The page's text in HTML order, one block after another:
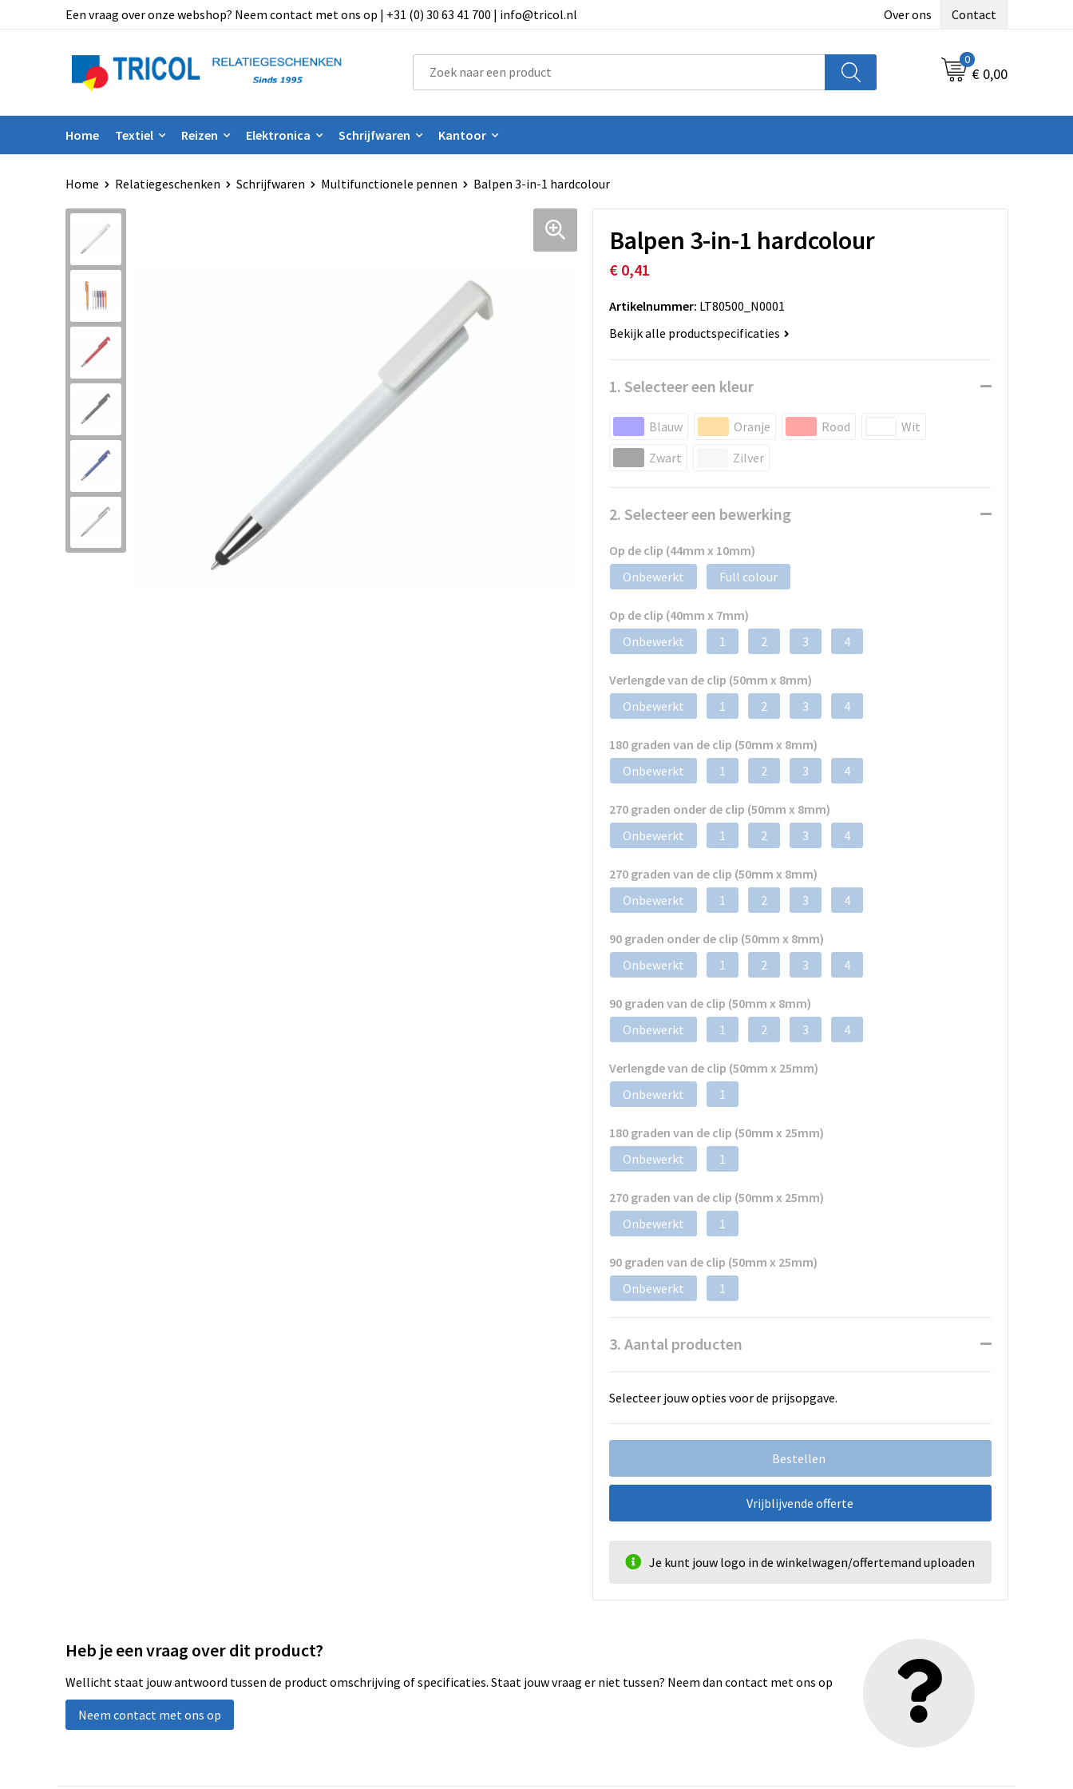
Een vraag over onze webshop? Neem contact met ons op | +31 (0) 30 63 41 700 | info@tricol.nl Over ons Contact
0
€ 0,00
Home Textiel Reizen Elektronica Schrijfwaren Kantoor
Home Relatiegeschenken Schrijfwaren Multifunctionele pennen Balpen 3-in-1 hardcolour
Balpen 3-in-1 hardcolour
€ 0,41
Artikelnummer: LT80500_N0001
Bekijk alle productspecificaties
1. Selecteer een kleur
Blauw Oranje Rood
Wit
Zwart
Zilver
2. Selecteer een bewerking
Op de clip (44mm x 10mm)
Onbewerkt
Full colour
Op de clip (40mm x 7mm)
Onbewerkt
1 2 3 4
Verlengde van de clip (50mm x 8mm)
Onbewerkt
1 2 3 4
180 graden van de clip (50mm x 8mm)
Onbewerkt
1 2 3 4
270 graden onder de clip (50mm x 8mm)
Onbewerkt
1 2 3 4
270 graden van de clip (50mm x 8mm)
Onbewerkt
1 2 3 4
90 graden onder de clip (50mm x 8mm)
Onbewerkt
1 2 3 4
90 graden van de clip (50mm x 8mm)
Onbewerkt
1 2 3 4
Verlengde van de clip (50mm x 25mm)
Onbewerkt
1
180 graden van de clip (50mm x 25mm)
Onbewerkt
1
270 graden van de clip (50mm x 25mm)
Onbewerkt
1
90 graden van de clip (50mm x 25mm)
Onbewerkt
1
3. Aantal producten
Selecteer jouw opties voor de prijsopgave.
Bestellen
Vrijblijvende offerte
Je kunt jouw logo in de winkelwagen/offertemand uploaden
Heb je een vraag over dit product?
Wellicht staat jouw antwoord tussen de product omschrijving of specificaties. Staat jouw vraag er niet tussen? Neem dan contact met ons op
Neem contact met ons op